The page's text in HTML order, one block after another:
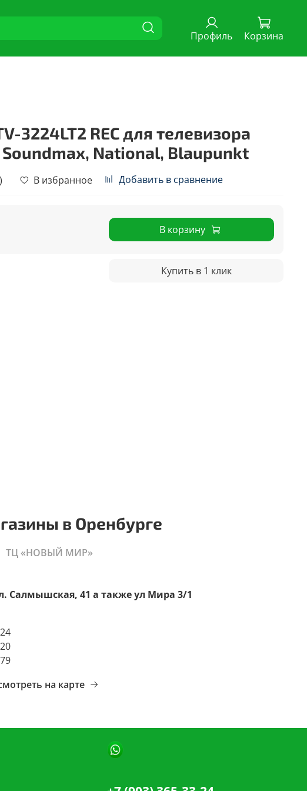
Профиль Корзина
3224LT2 REC для телевизора
National, Blaupunkt
В избранное Добавить в сравнение
В корзину
Купить в 1 клик
в Оренбурге
ТЦ «НОВЫЙ МИР»
Салмышская, 41 а также ул Мира 3/1
на карте